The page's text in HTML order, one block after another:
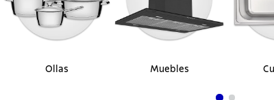
Ollas Muebles